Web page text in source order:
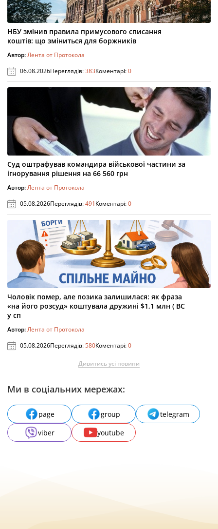
НБУ змінив правила примусового списання
коштів: що зміниться для боржників
Автор:Лента от Протокола
06.08.2026Переглядів:383Коментарі:0
Суд оштрафував командира військової частини за
ігнорування рішення на 66 560 грн
Автор:Лента от Протокола
05.08.2026Переглядів:491Коментарі:0
Чоловік помер, але позика залишилася: як фраза
«на його розсуд» коштувала дружині $1,1 млн ( ВС
у сп
Автор:Лента от Протокола
05.08.2026Переглядів:580Коментарі:0
Дивитись усі новини
Ми в соціальних мережах:
page group
telegram
viber
youtube